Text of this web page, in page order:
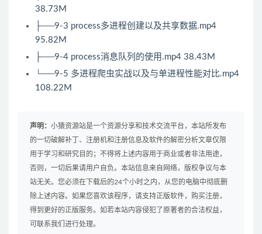
38.73M
├──9-3 process多进程创建以及共享数据.mp4
95.82M
├──9-4 process消息队列的使用.mp4 38.43M
└──9-5 多进程爬虫实战以及与单进程性能对比.mp4
108.22M
声明： 小猿资源站是一个资源分享和技术交流平台，本站所发布
的一切破解补丁、注册机和注册信息及软件的解密分析文章仅限
用于学习和研究目的；不得将上述内容用于商业或者非法用途，
否则，一切后果请用户自负。本站信息来自网络，版权争议与本
站无关。您必须在下载后的24个小时之内，从您的电脑中彻底删
除上述内容。如果您喜欢该程序，请支持正版软件，购买注册，
得到更好的正版服务。如若本站内容侵犯了原著者的合法权益，
可联系我们进行处理。